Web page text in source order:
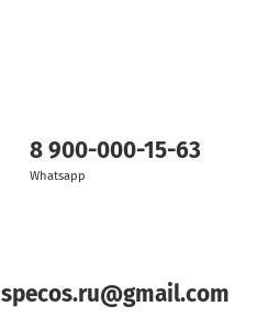
8 900-000-15-63
Whatsapp
specos.ru@gmail.com